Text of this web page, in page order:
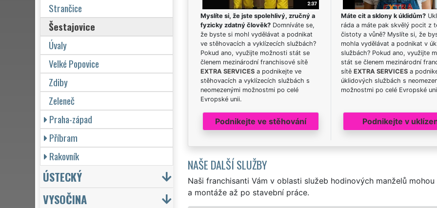
Myslíte si, že jste spolehlivý, zručný a
fyzicky zdatný člověk?Domníváte se,
že byste si mohl vydělávat a podnikat
ve stěhovacích a vyklízecích službách?
Pokud ano, využijte možnosti stát se
členem mezinárodní franchisové sítě
EXTRA SERVICESa podnikejte ve
stěhovacích a vyklízecích službách s
neomezenými možnostmi po celé
Evropské unii.
Podnikejte ve stěhování
Máte cit a sklony k úklidům?
ráda a máte pak skvělý pocit z
čistoty a vůně? Myslíte si, že
mohla vydělávat a podnikat v
službách? Pokud ano, využijte
stát se členem mezinárodní
sítě EXTRA SERVICESa
úklidových službách s
možnostmi po celé Evropské
Podnikejte v
NAŠE DALŠÍ SLUŽBY
Naši franchisanti Vám v oblasti služeb hodinových manželů
a montáže až po stavební práce.
Strančice
Šestajovice
Úvaly
Velké Popovice
Zdiby
Zeleneč
Praha-západ
Příbram
Rakovník
ÚSTECKÝ
VYSOČINA